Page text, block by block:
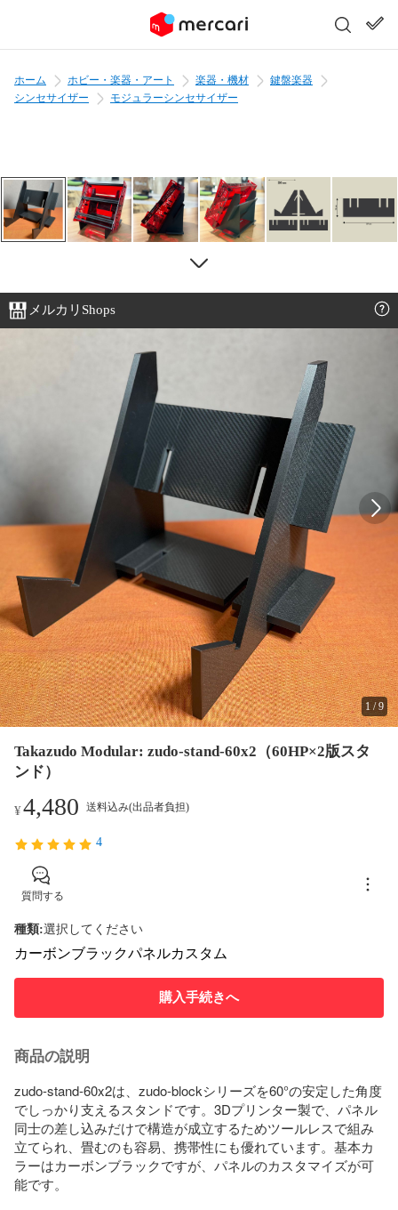
ホーム ホビー・楽器・アート 楽器・機材
鍵盤楽器
シンセサイザー
モジュラーシンセサイザー
メルカリShops
1/9
Takazudo Modular: zudo-stand-60x2（60HP×2版スタ
ンド）
¥4,480 送料込み(出品者負担)
4
質問する
種類:選択してください
カーボンブラックパネルカスタム
購入手続きへ
商品の説明
zudo-stand-60x2は、zudo-blockシリーズを60°の安定した角度
でしっかり支えるスタンドです。3Dプリンター製で、パネル
同士の差し込みだけで構造が成立するためツールレスで組み
立てられ、畳むのも容易、携帯性にも優れています。基本カ
ラーはカーボンブラックですが、パネルのカスタマイズが可
能です。